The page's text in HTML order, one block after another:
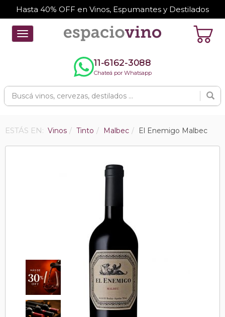
Hasta 40% OFF en Vinos, Espumantes y Destilados
Toggle
navigation
11-6162-3088
Chateá por Whatsapp
ESTÁS EN: Vinos Tinto Malbec El Enemigo Malbec